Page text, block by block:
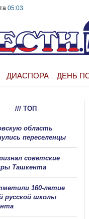
05:03
ДИАСПОРА ДЕНЬ
/// ТОП
область
переселенцы
советские
Ташкента
160-летие
русской школы